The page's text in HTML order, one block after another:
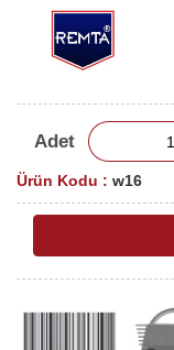
Adet
Ürün Kodu : w16